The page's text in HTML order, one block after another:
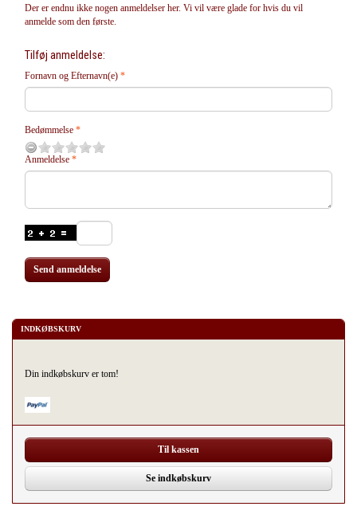
Der er endnu ikke nogen anmeldelser her. Vi vil være glade for hvis du vil
anmelde som den første.
Tilføj anmeldelse:
Fornavn og Efternavn(e)
Bedømmelse
Anmeldelse
Send anmeldelse
INDKØBSKURV
Din indkøbskurv er tom!
Til kassen
Se indkøbskurv